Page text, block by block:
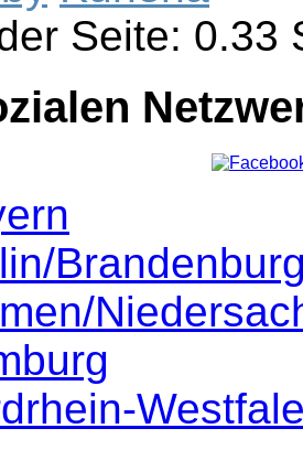
Seite: 0.33